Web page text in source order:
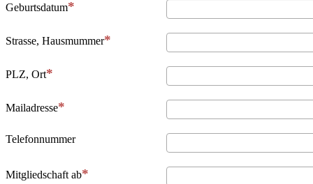
Geburtsdatum
Strasse, Hausmummer
PLZ, Ort
Mailadresse
Telefonnummer
Mitgliedschaft ab